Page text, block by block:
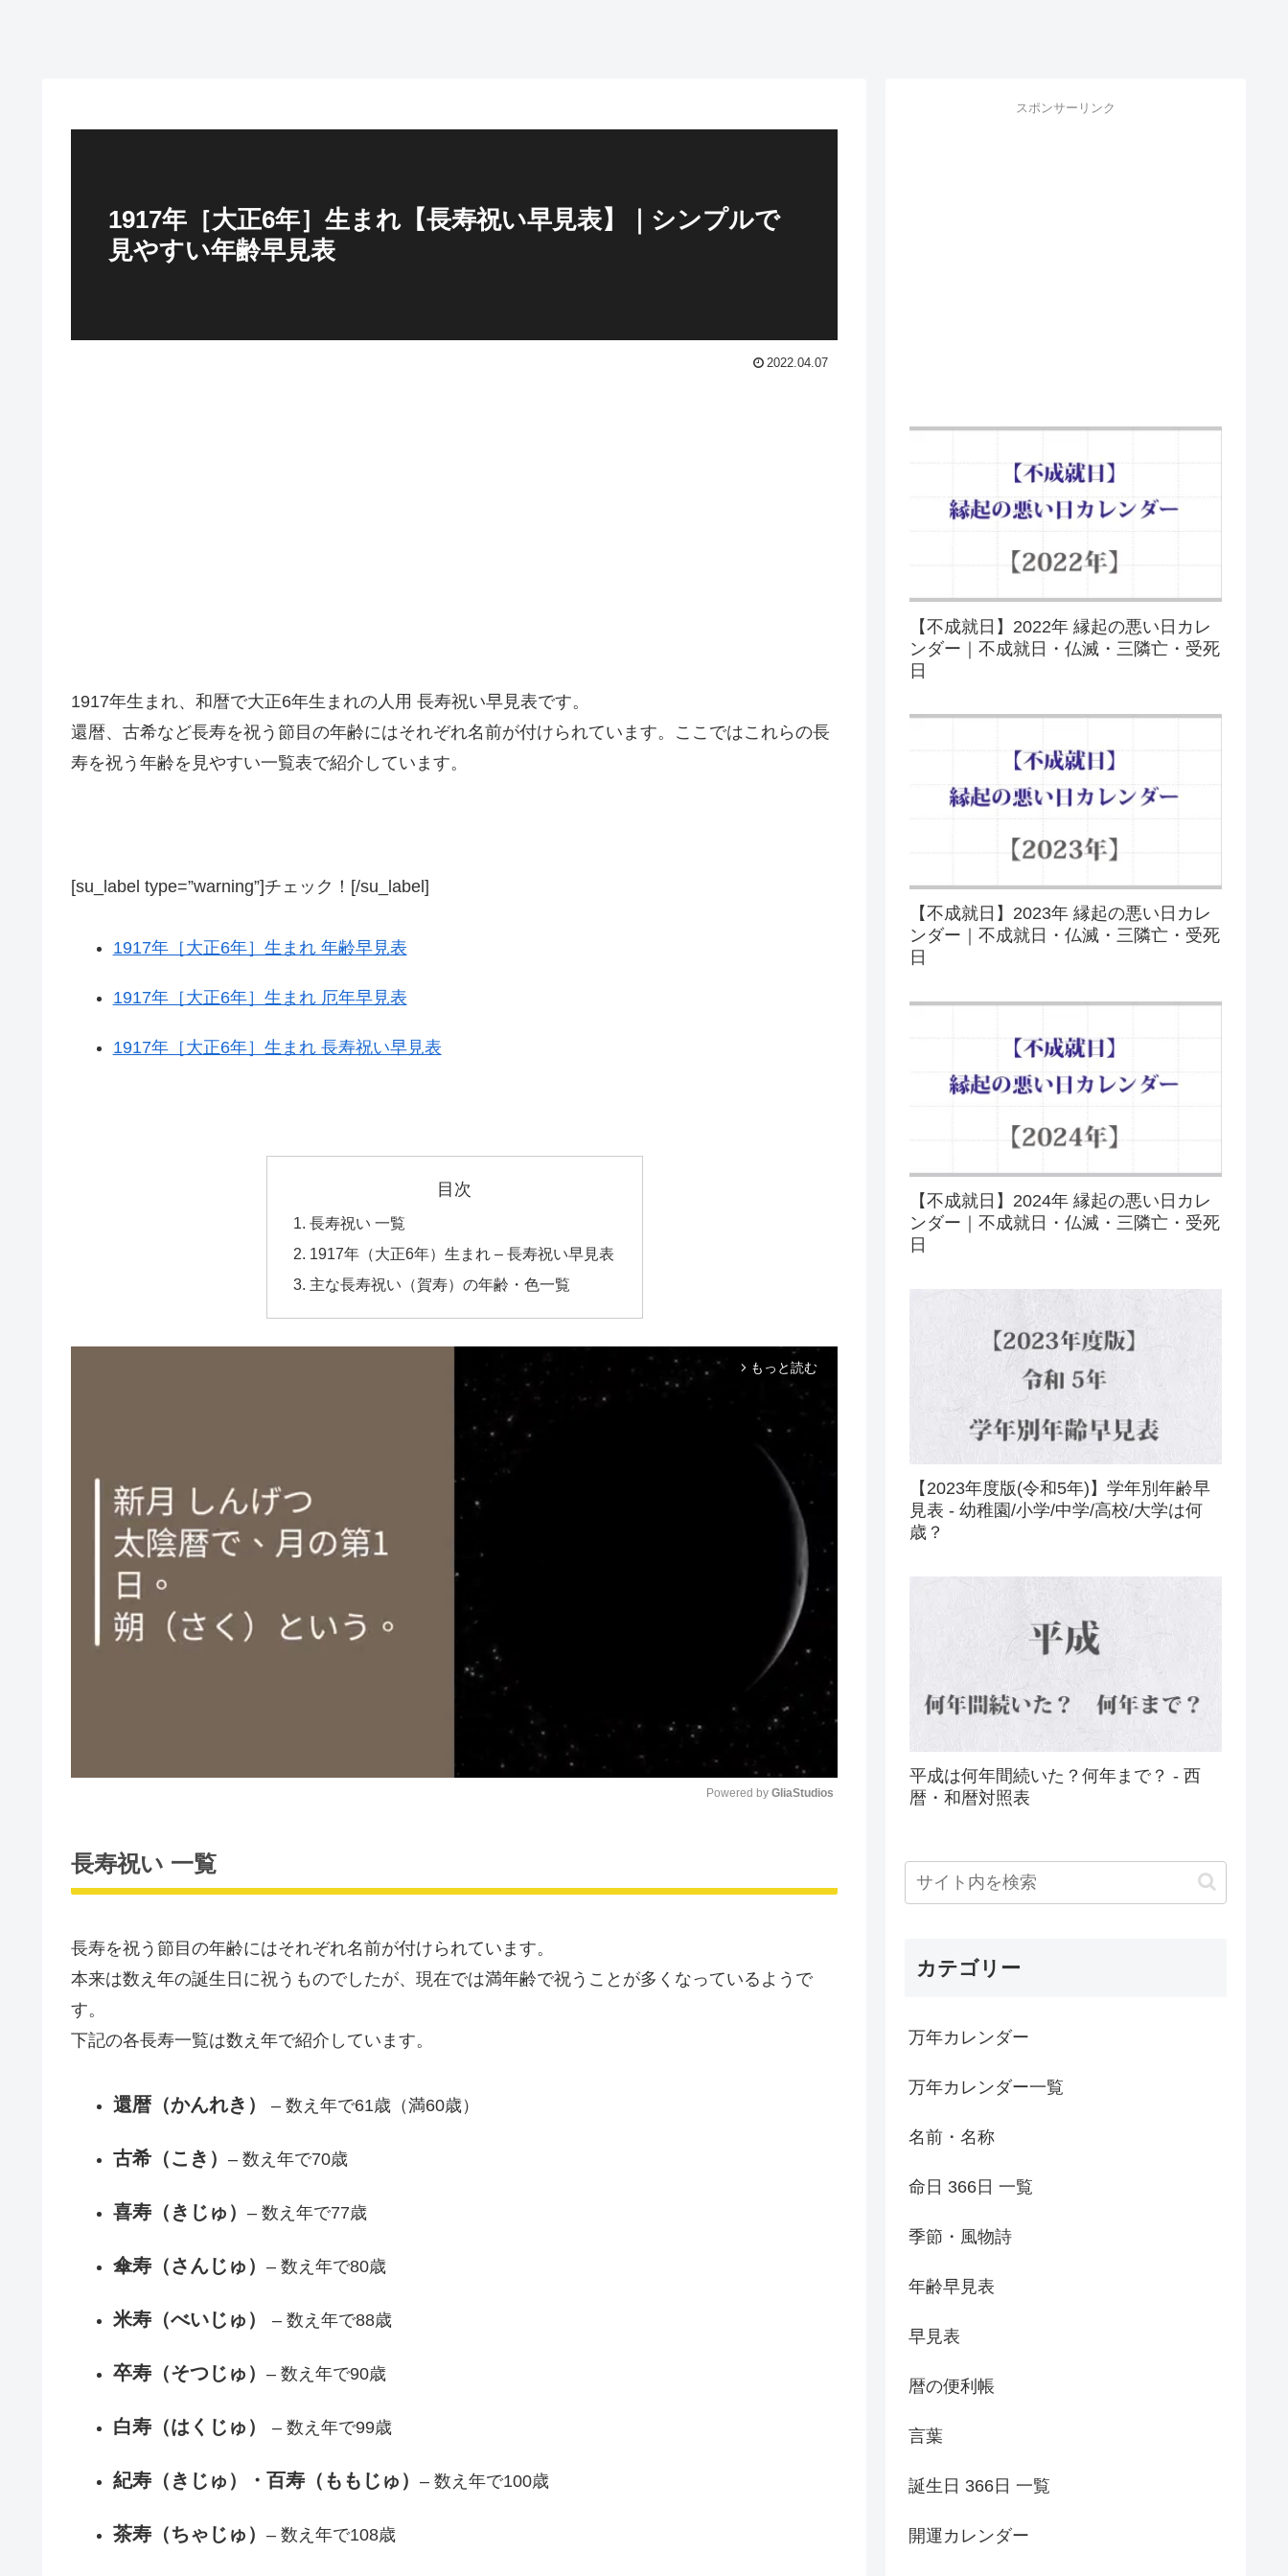
1917年［大正6年］生まれ【長寿祝い早見表】｜シンプルで
見やすい年齢早見表
2022.04.07
1917年生まれ、和暦で大正6年生まれの人用 長寿祝い早見表です。
還暦、古希など長寿を祝う節目の年齢にはそれぞれ名前が付けられています。ここではこれらの長
寿を祝う年齢を見やすい一覧表で紹介しています。
[su_label type=”warning”]チェック！[/su_label]
1917年［大正6年］生まれ 年齢早見表
1917年［大正6年］生まれ 厄年早見表
1917年［大正6年］生まれ 長寿祝い早見表
目次
長寿祝い 一覧
1917年（大正6年）生まれ – 長寿祝い早見表
主な長寿祝い（賀寿）の年齢・色一覧
arrow_forward_ios もっと読む
t
Powered by GliaStudios
長寿祝い 一覧
長寿を祝う節目の年齢にはそれぞれ名前が付けられています。
本来は数え年の誕生日に祝うものでしたが、現在では満年齢で祝うことが多くなっているようで
す。
下記の各長寿一覧は数え年で紹介しています。
還暦（かんれき） – 数え年で61歳（満60歳）
古希（こき） – 数え年で70歳
喜寿（きじゅ） – 数え年で77歳
傘寿（さんじゅ） – 数え年で80歳
米寿（べいじゅ） – 数え年で88歳
卒寿（そつじゅ） – 数え年で90歳
白寿（はくじゅ） – 数え年で99歳
紀寿（きじゅ）・百寿（ももじゅ） – 数え年で100歳
茶寿（ちゃじゅ） – 数え年で108歳
スポンサーリンク
【不成就日】2022年 縁起の悪い日カレ
ンダー｜不成就日・仏滅・三隣亡・受死
日
【不成就日】2023年 縁起の悪い日カレ
ンダー｜不成就日・仏滅・三隣亡・受死
日
【不成就日】2024年 縁起の悪い日カレ
ンダー｜不成就日・仏滅・三隣亡・受死
日
【2023年度版(令和5年)】学年別年齢早
見表 - 幼稚園/小学/中学/高校/大学は何
歳？
平成は何年間続いた？何年まで？ - 西
暦・和暦対照表
カテゴリー
万年カレンダー
万年カレンダー一覧
名前・名称
命日 366日 一覧
季節・風物詩
年齢早見表
早見表
暦の便利帳
言葉
誕生日 366日 一覧
開運カレンダー